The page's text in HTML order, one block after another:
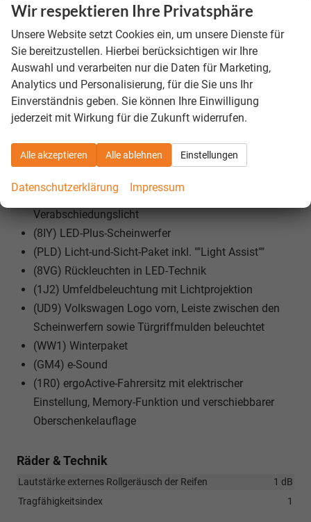
(RDA) Infotainment-Paket ""Discover""
(12,9 Zoll)
(6C2) Seitenairbag vorn, mit Kopfairbag und
Interaktionsairbag vorn
(76C) Ladekabel Mode 3 Typ 2, 16 A
(EV3) Netzladekabel für Haushalts-Steckdose
(4KF) Seitenscheiben ab B-Säule abgedunkelt
Tagfahrlicht sowie Begrüßungs- und
Verabschiedungslicht
(8IY) LED-Plus-Scheinwerfer
(PLD) Licht-und-Sicht-Paket inkl. ""Light Assist""
(8VG) Rückleuchten in LED-Technik
(1J2) Umfeldbeleuchtung mit Lichtprojektion
(UD9) Volkswagen Logo vorn, Leiste zwischen den
Scheinwerfern sowie Türgriffmulden beleuchtet
(WW1) Winterpaket
(GM4) e-Sound
(1R0) ergoActive-Fahrersitz mit elektrischer
Einstellung, Memory-Funktion und verschiebbarer
Oberschenkelauflage
Räder & Technik
Lautstärke externes Rollgeräusch der Reifen
1 dB
Tragfähigkeitsindex
1
Wir respektieren Ihre Privatsphäre
Unsere Website setzt Cookies ein, um unsere Dienste für
Sie bereitzustellen. Hierbei berücksichtigen wir Ihre
Auswahl und verarbeiten nur die Daten für Marketing,
Analytics und Personalisierung, für die Sie uns Ihr
Einverständnis geben. Sie können Ihre Einwilligung
jederzeit mit Wirkung für die Zukunft widerrufen.
Alle akzeptieren Alle ablehnen Einstellungen
Datenschutzerklärung Impressum